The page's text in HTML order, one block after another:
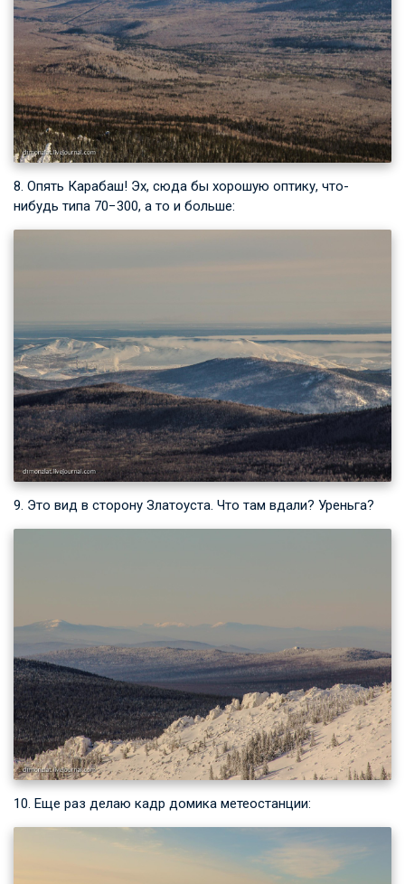
8. Опять Карабаш! Эх, сюда бы хорошую оптику, что-
нибудь типа 70−300, а то и больше:
9. Это вид в сторону Златоуста. Что там вдали? Уреньга?
10. Еще раз делаю кадр домика метеостанции: